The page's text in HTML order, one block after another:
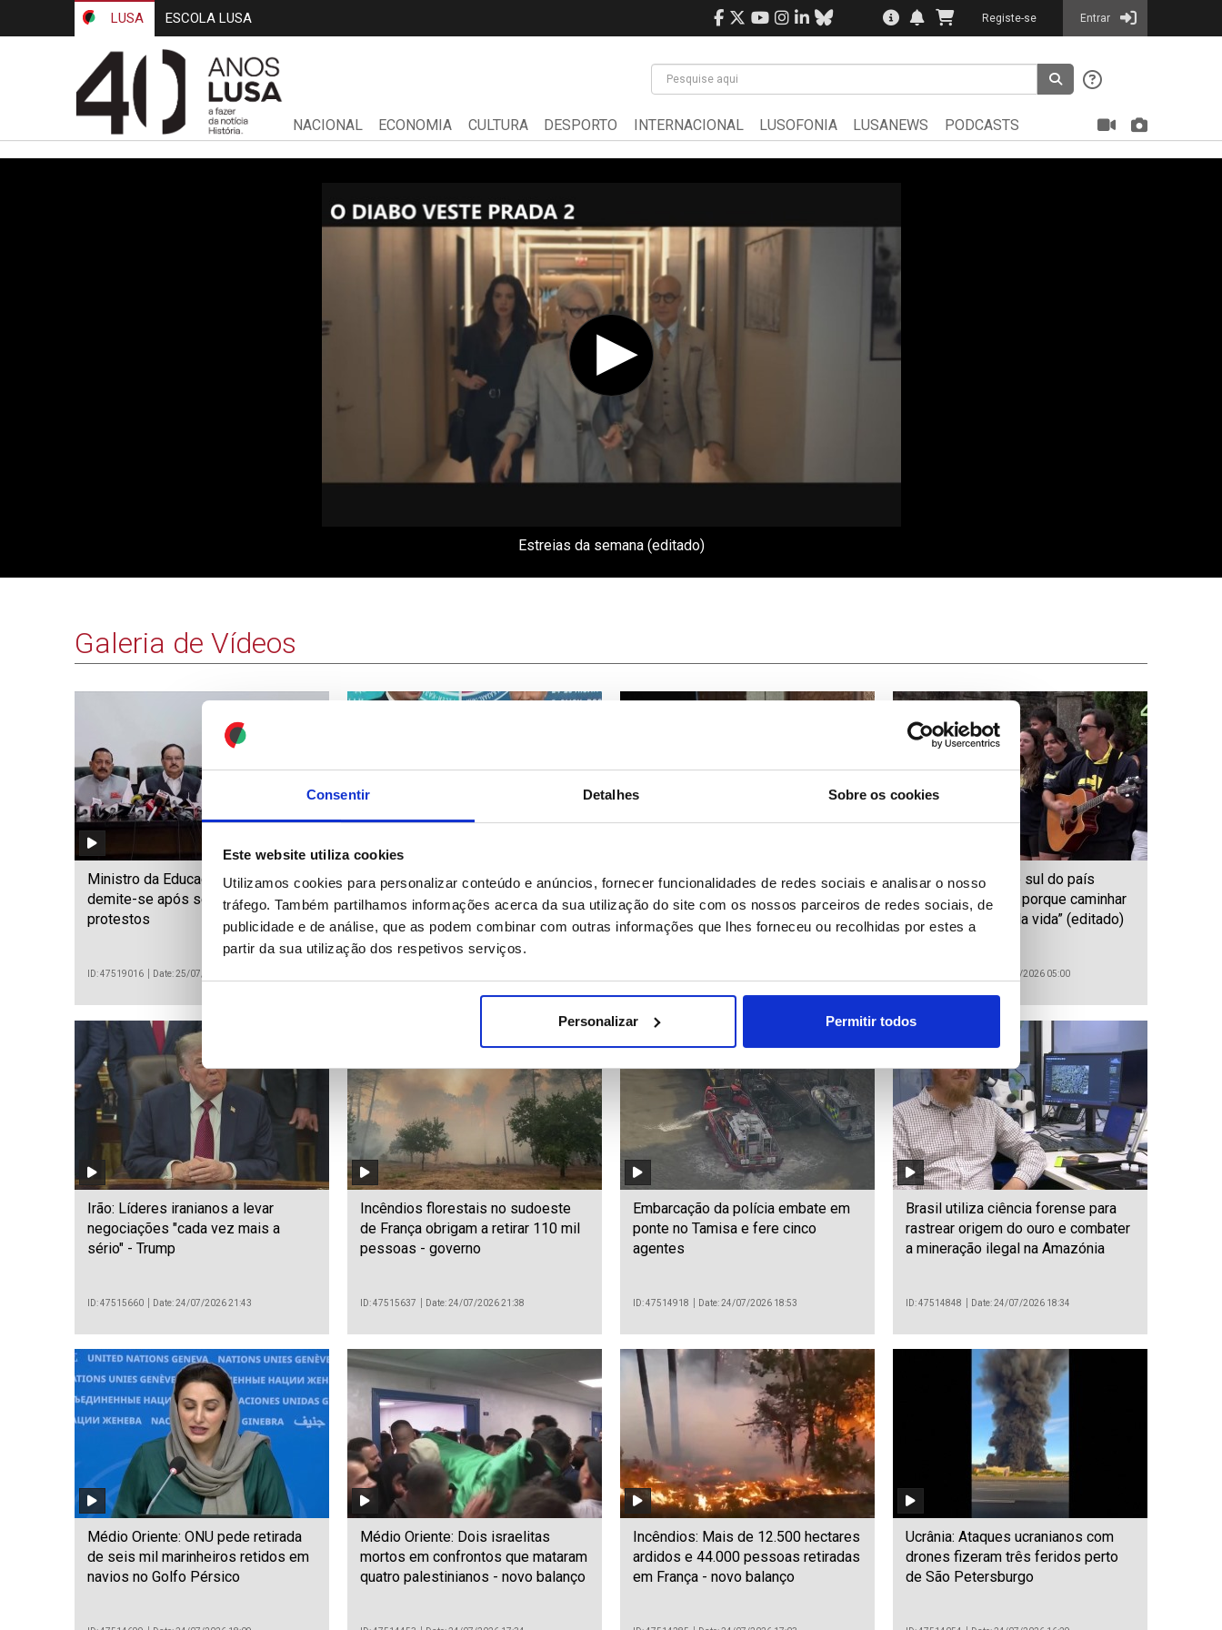
Consentir Detalhes Sobre os cookies
Este website utiliza cookies
Utilizamos cookies para personalizar conteúdo e anúncios, fornecer funcionalidades de redes sociais e analisar o nosso
tráfego. Também partilhamos informações acerca da sua utilização do site com os nossos parceiros de redes sociais, de
publicidade e de análise, que as podem combinar com outras informações que lhes forneceu ou recolhidas por estes a
partir da sua utilização dos respetivos serviços.
Personalizar Permitir todos
LUSA ESCOLA LUSA Registe-se Entrar
NACIONAL ECONOMIA CULTURA DESPORTO INTERNACIONAL LUSOFONIA LUSANEWS PODCASTS
Estreias da semana (editado)
Galeria de Vídeos
Ministro da Educação indiano
demite-se após semanas de
protestos
ID: 47519016 Date: 25/07/2026 18:56
Presidente do Cazaquistão propõe
a Putin congelamento da guerra na
Guterres apela em Damasco ao
apoio internacional para reconstruir
Jovens do norte e sul do país
rumam a Santiago porque caminhar
“é uma metáfora da vida” (editado)
Date: 25/07/2026 05:00
Irão: Líderes iranianos a levar
negociações "cada vez mais a
sério" - Trump
ID: 47515660 Date: 24/07/2026 21:43
Incêndios florestais no sudoeste
de França obrigam a retirar 110 mil
pessoas - governo
ID: 47515637 Date: 24/07/2026 21:38
Embarcação da polícia embate em
ponte no Tamisa e fere cinco
agentes
ID: 47514918 Date: 24/07/2026 18:53
Brasil utiliza ciência forense para
rastrear origem do ouro e combater
a mineração ilegal na Amazónia
ID: 47514848 Date: 24/07/2026 18:34
Médio Oriente: ONU pede retirada
de seis mil marinheiros retidos em
navios no Golfo Pérsico
Médio Oriente: Dois israelitas
mortos em confrontos que mataram
quatro palestinianos - novo balanço
Incêndios: Mais de 12.500 hectares
ardidos e 44.000 pessoas retiradas
em França - novo balanço
Ucrânia: Ataques ucranianos com
drones fizeram três feridos perto
de São Petersburgo